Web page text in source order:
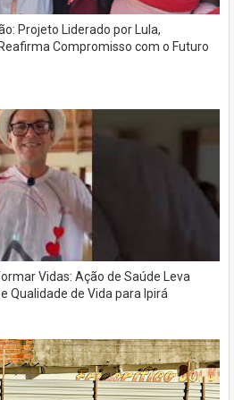
Projeto Liderado por Lula,
Compromisso com o Futuro
Vidas: Ação de Saúde Leva
Qualidade de Vida para Ipirá